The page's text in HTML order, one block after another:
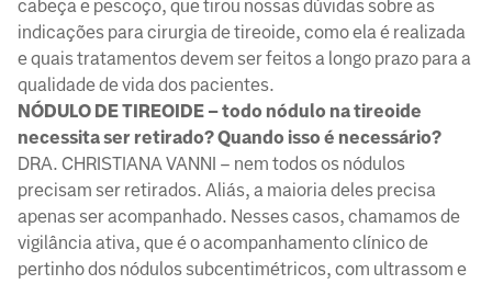
cabeça e pescoço, que tirou nossas dúvidas sobre as
indicações para cirurgia de tireoide, como ela é realizada
e quais tratamentos devem ser feitos a longo prazo para a
qualidade de vida dos pacientes.
NÓDULO DE TIREOIDE – todo nódulo na tireoide
necessita ser retirado? Quando isso é necessário?
DRA. CHRISTIANA VANNI – nem todos os nódulos
precisam ser retirados. Aliás, a maioria deles precisa
apenas ser acompanhado. Nesses casos, chamamos de
vigilância ativa, que é o acompanhamento clínico de
pertinho dos nódulos subcentimétricos, com ultrassom e